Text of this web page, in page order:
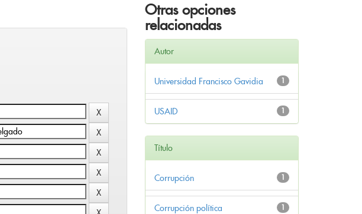
Otras opciones
relacionadas
Autor
1
Universidad Francisco Gavidia
1
USAID
Título
1
Corrupción
1
Corrupción política